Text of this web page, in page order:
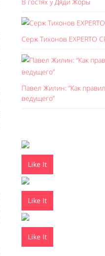
Серж Тихонов EXPERTO
Павел Жилин: “Как
ведущего”
Like It
Like It
Like It